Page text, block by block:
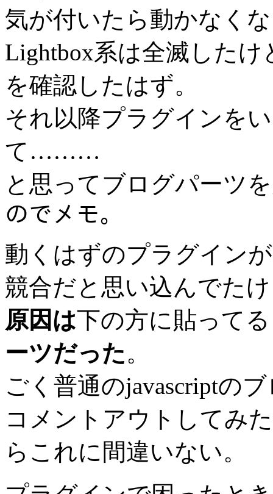
気が付いたら動かなく
Lightbox系は全滅したけ
を確認したはず。
それ以降プラグインを
て………
と思ってブログパーツ
のでメモ。
動くはずのプラグイン
競合だと思い込んでた
原因は下の方に貼って
ーツだった。
ごく普通のjavascriptの
コメントアウトしてみ
らこれに間違いない。